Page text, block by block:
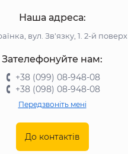
Наша адреса:
вул. Зв'язку, 1. 2-й поверх
Зателефонуйте нам:
+38 (099) 08-948-08
+38 (098) 08-948-08
Передзвоніть мені
До контактів